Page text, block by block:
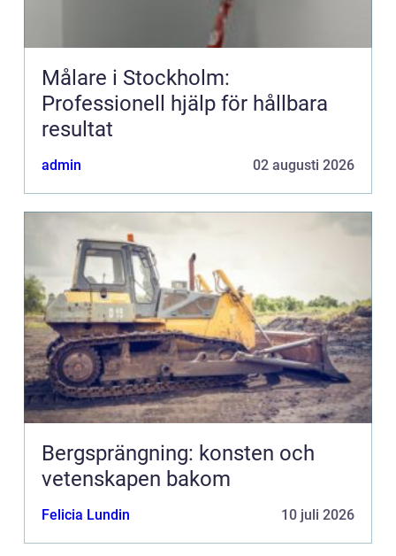
Målare i Stockholm:
Professionell hjälp för hållbara
resultat
admin 02 augusti 2026
Bergsprängning: konsten och
vetenskapen bakom
Felicia Lundin 10 juli 2026